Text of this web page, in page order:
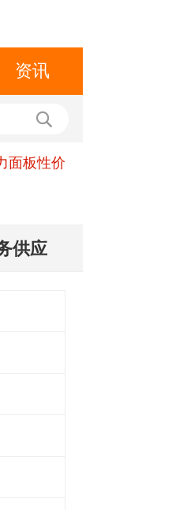
资讯
面板性价
供应